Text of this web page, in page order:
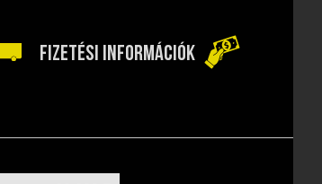
FIZETÉSI INFORMÁCIÓK